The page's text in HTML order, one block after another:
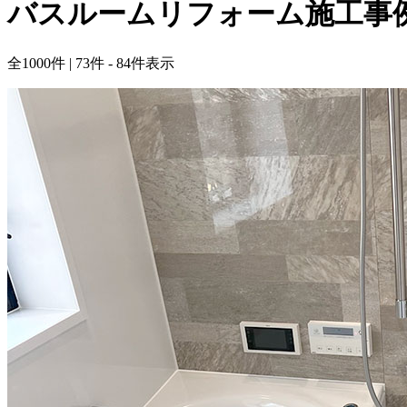
バスルームリフォーム施工事
全1000件 | 73件 - 84件表示